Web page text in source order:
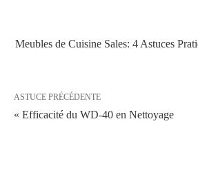
Meubles de Cuisine Sales: 4 Astuces
ASTUCE PRÉCÉDENTE
« Efficacité du WD-40 en Nettoyage